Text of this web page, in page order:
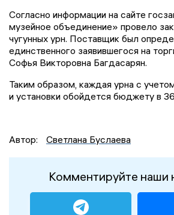
Согласно информации на сайте
музейное объединение» провело
чугунных урн. Поставщик был
единственного заявившегося на
Софья Викторовна Багдасарян.
Таким образом, каждая урна с
и установки обойдется бюджету в
Автор: Светлана Буслаева
Комментируйте наши